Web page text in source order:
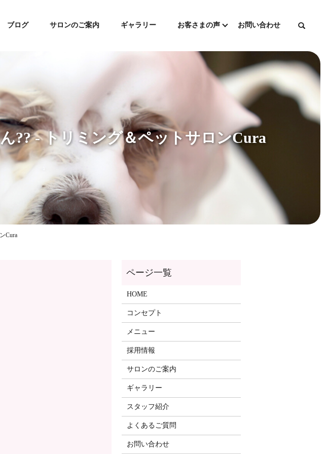
ブログ サロンのご案内 ギャラリー お客さまの声 お問い合わせ
?? - トリミング＆ペットサロンCura
Cura
ページ一覧
HOME
コンセプト
メニュー
採用情報
サロンのご案内
ギャラリー
スタッフ紹介
よくあるご質問
お問い合わせ